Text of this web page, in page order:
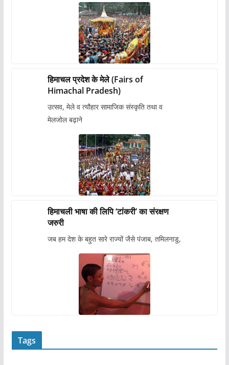
हिमाचल प्रदेश के मेले (Fairs of
Himachal Pradesh)
उत्सव, मेले व त्यौहार सामाजिक संस्कृति तथा व
मेलजोल बढ़ाने
हिमाचली भाषा की लिपि ‘टांकरी’ का संरक्षण
जरुरी
जब हम देश के बहुत सारे राज्यों जैसे पंजाब, तमिलनाडु,
Tags